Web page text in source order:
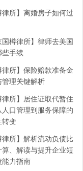
律所】离婚房子如何过
国樽律所】律师去美国
些手续
律所】保险赔款准备金
管理关键解析
律所】居住证取代暂住
人口管理到服务保障的
转变
律所】解析流动负债比
算、解读与提升企业短
能力指南